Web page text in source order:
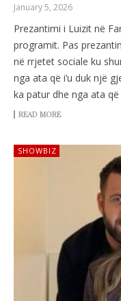
January 5, 2026
Prezantimi i Luizit në
programit. Pas
në rrjetet sociale ku
nga ata që i’u duk një
ka patur dhe nga ata
READ MORE
SHOWBIZ